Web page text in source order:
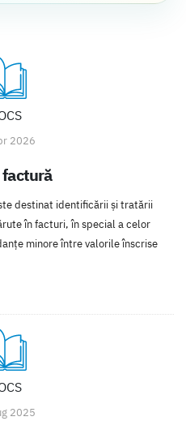
2026
destinat identificării și tratării
în facturi, în special a celor
minore între valorile înscrise
2025